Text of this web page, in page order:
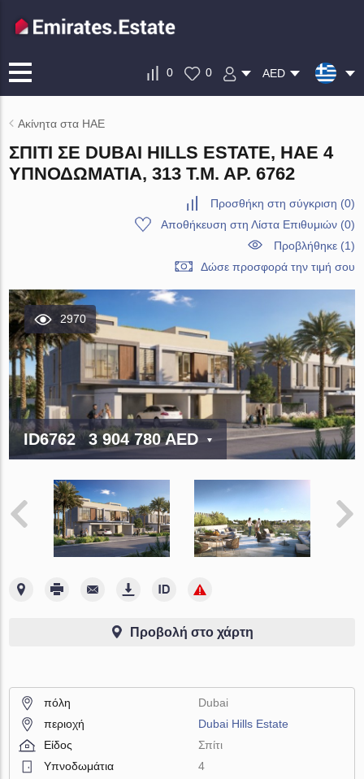
0 0 AED
Ακίνητα στα ΗΑΕ
ΣΠΊΤΙ ΣΕ DUBAI HILLS ESTATE, ΗΑΕ 4
ΥΠΝΟΔΩΜΆΤΙΑ, 313 Τ.Μ. ΑΡ. 6762
Προσθήκη στη σύγκριση (0)
Αποθήκευση στη Λίστα Επιθυμιών(0)
Προβλήθηκε (1)
Δώσε προσφορά την τιμή σου
2970
ID6762 3 904 780 AED
Προβολή στο χάρτη
πόλη
Dubai
περιοχή
Dubai Hills Estate
Είδος
Σπίτι
Υπνοδωμάτια
4